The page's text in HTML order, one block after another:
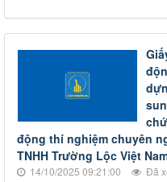
động thí nghiệm chuyên
TNHH Trường Lộc Việt
14/10/2025 09:21:00 Đã